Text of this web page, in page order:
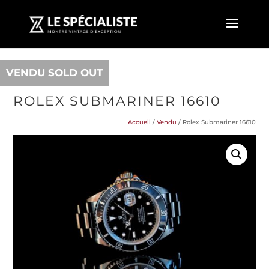
VENDU SOLD OUT
ROLEX SUBMARINER 16610
Accueil / Vendu / Rolex Submariner 16610